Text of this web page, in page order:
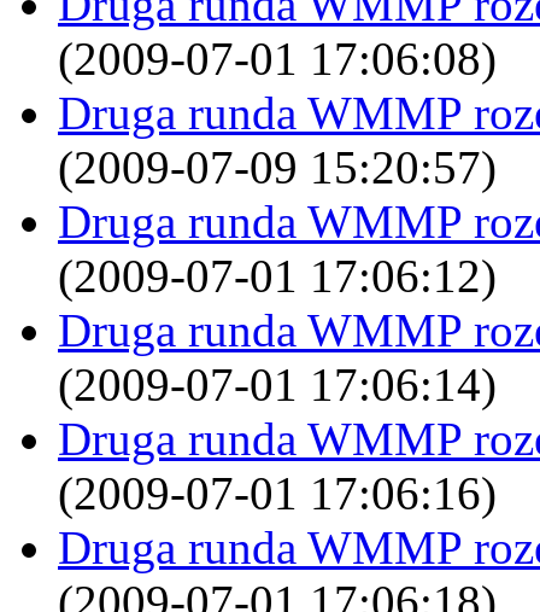
(2009-07-01 17:06:08)
Druga runda WMMP
(2009-07-09 15:20:57)
Druga runda WMMP
(2009-07-01 17:06:12)
Druga runda WMMP
(2009-07-01 17:06:14)
Druga runda WMMP
(2009-07-01 17:06:16)
Druga runda WMMP